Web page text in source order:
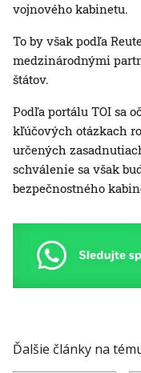
vojnového kabinetu.
To by však podľa
medzinárodnými
štátov.
Podľa portálu TOI sa
kľúčových otázkach
určených
schválenie sa však
bezpečnostného
Ďalšie články na